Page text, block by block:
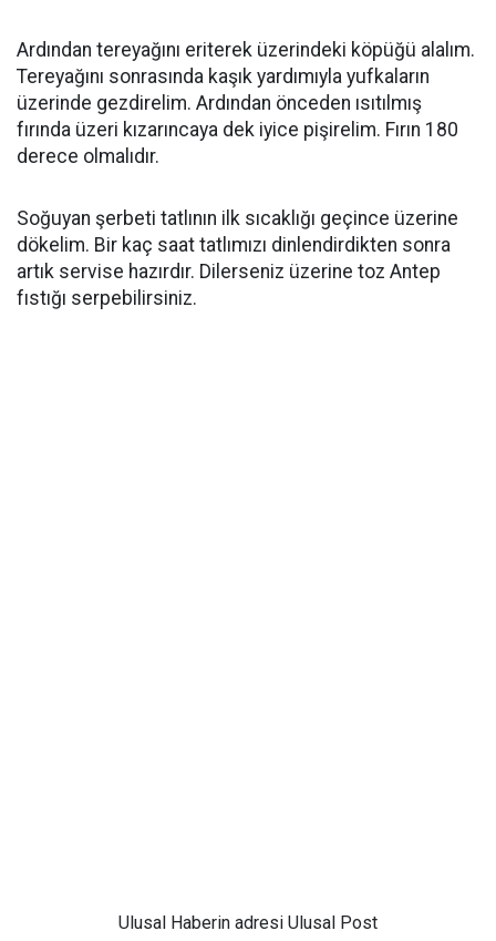
Ardından tereyağını eriterek üzerindeki köpüğü alalım.
Tereyağını sonrasında kaşık yardımıyla yufkaların
üzerinde gezdirelim. Ardından önceden ısıtılmış
fırında üzeri kızarıncaya dek iyice pişirelim. Fırın 180
derece olmalıdır.
Soğuyan şerbeti tatlının ilk sıcaklığı geçince üzerine
dökelim. Bir kaç saat tatlımızı dinlendirdikten sonra
artık servise hazırdır. Dilerseniz üzerine toz Antep
fıstığı serpebilirsiniz.
Ulusal Haberin adresi Ulusal Post